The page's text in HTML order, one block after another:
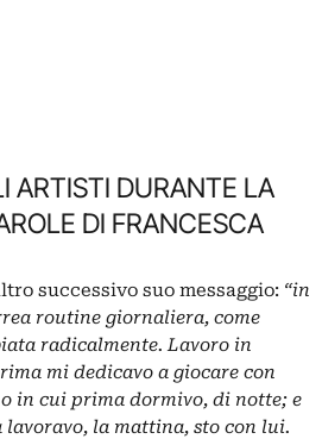
ARTISTI DURANTE LA
DI FRANCESCA
successivo suo messaggio: “in
routine giornaliera, come
radicalmente. Lavoro in
mi dedicavo a giocare con
in cui prima dormivo, di notte; e
la mattina, sto con lui.